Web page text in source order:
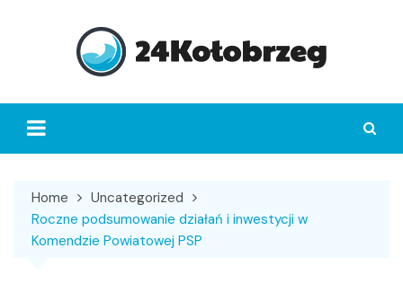
Home
Uncategorized
Roczne podsumowanie działań i inwestycji w
Komendzie Powiatowej PSP